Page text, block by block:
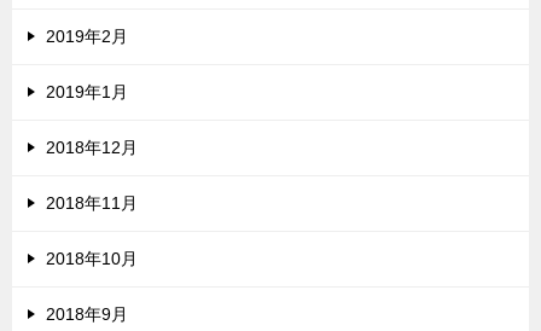
2019年2月
2019年1月
2018年12月
2018年11月
2018年10月
2018年9月